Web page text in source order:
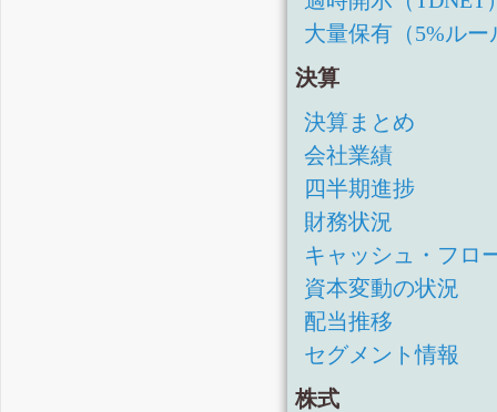
四半期報告書-第60期第
有価証券報告書-第59期(
四半期報告書-第59期第
四半期報告書-第59期第
四半期報告書-第59期第
有価証券報告書-第58期(
四半期報告書-第58期第
四半期報告書-第58期第
四半期報告書-第58期第
有価証券報告書-第57期(
四半期報告書-第57期第
大量保有（5%ルー
決算
決算まとめ
会社業績
四半期進捗
財務状況
キャッシュ・フロ
資本変動の状況
配当推移
セグメント情報
株式